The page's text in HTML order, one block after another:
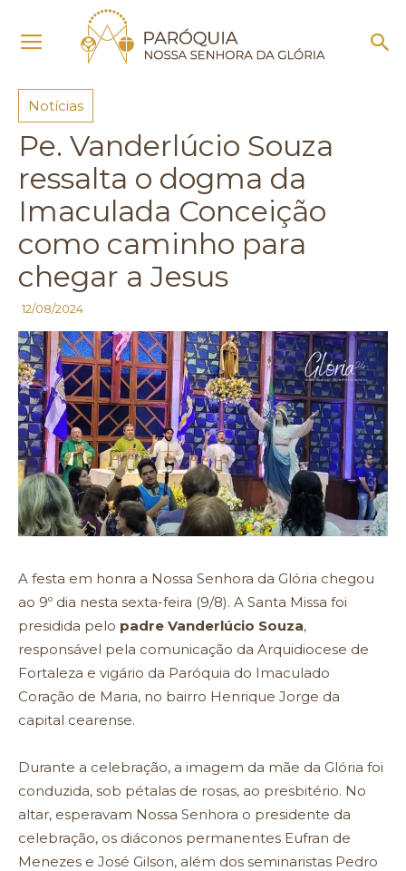
Notícias
Notícias
Pe. Vanderlúcio Souza
ressalta o dogma da
Imaculada Conceição
como caminho para
chegar a Jesus
12/08/2024
A festa em honra a Nossa Senhora da Glória chegou
ao 9º dia nesta sexta-feira (9/8). A Santa Missa foi
presidida pelo padre Vanderlúcio Souza,
responsável pela comunicação da Arquidiocese de
Fortaleza e vigário da Paróquia do Imaculado
Coração de Maria, no bairro Henrique Jorge da
capital cearense.
Durante a celebração, a imagem da mãe da Glória foi
conduzida, sob pétalas de rosas, ao presbitério. No
altar, esperavam Nossa Senhora o presidente da
celebração, os diáconos permanentes Eufran de
Menezes e José Gilson, além dos seminaristas Pedro